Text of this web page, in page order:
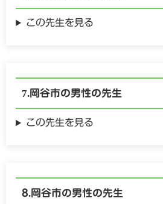
この先生を見る
岡谷市の男性の先生
この先生を見る
岡谷市の男性の先生